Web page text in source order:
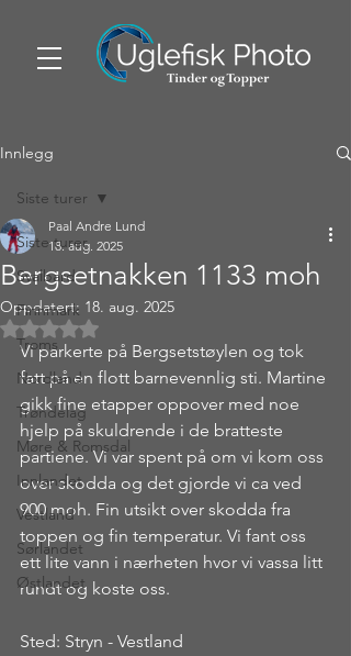
Innlegg
Siste turer
Svalbard
Finnmark
Troms
Nordland
Trøndelag
Møre & Romsdal
Innlandet
Vestland
Sørlandet
Østlandet
Siste turer
Bergsetnakken 1133 moh
Paal Andre Lund
18. aug. 2025
Oppdatert: 18. aug. 2025
Gitt NaN av 5 stjerner.
Vi parkerte på Bergsetstøylen og tok
fatt på en flott barnevennlig sti. Martine
gikk fine etapper oppover med noe
hjelp på skuldrende i de bratteste
partiene. Vi var spent på om vi kom oss
over skodda og det gjorde vi ca ved
900 moh. Fin utsikt over skodda fra
toppen og fin temperatur. Vi fant oss
ett lite vann i nærheten hvor vi vassa litt
rundt og koste oss.
Sted: Stryn - Vestland